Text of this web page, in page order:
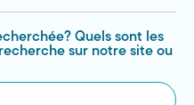
Quels sont les
sur notre site ou